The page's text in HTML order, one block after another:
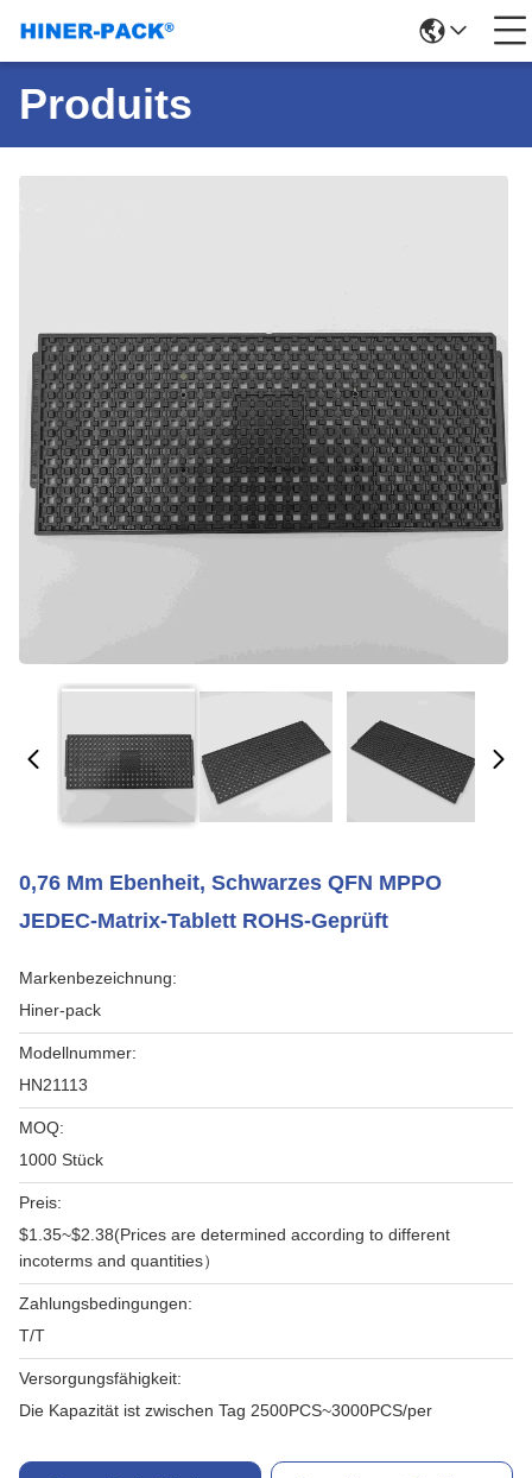
Produits
0,76 Mm Ebenheit, Schwarzes QFN MPPO
JEDEC-Matrix-Tablett ROHS-Geprüft
Markenbezeichnung:
Hiner-pack
Modellnummer:
HN21113
MOQ:
1000 Stück
Preis:
$1.35~$2.38(Prices are determined according to different
incoterms and quantities）
Zahlungsbedingungen:
T/T
Versorgungsfähigkeit:
Die Kapazität ist zwischen Tag 2500PCS~3000PCS/per